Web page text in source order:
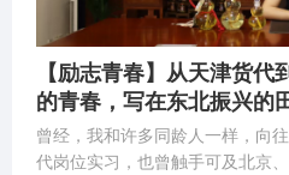
【励志青春】从天津货
的青春，写在东北振兴的
曾经，我和许多同龄人一样，向
代岗位实习，也曾触手可及北京